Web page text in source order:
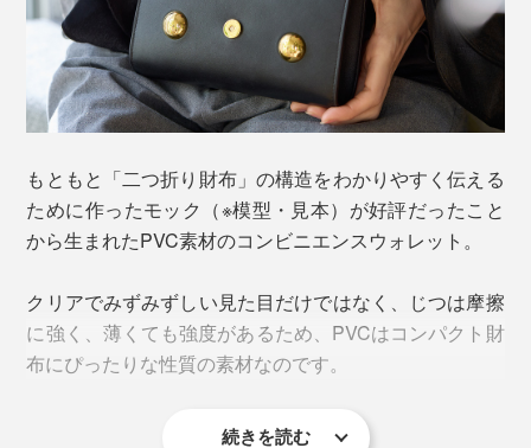
ンスが変わりつつある今、このカタチが心地いい！
まずは、カード収納。スマホアプリやクレジット決済が
メインでも、ポイントカードや会員証などで増えてしま
うカード類。
『sugata』のコンビニエンスウォレットには、仕切りを
取り払ったカード収納部屋がふたつあり、合わせて6枚
もともと「二つ折り財布」の構造をわかりやすく伝える
ために作ったモック（※模型・見本）が好評だったこと
から生まれたPVC素材のコンビニエンスウォレット。
クリアでみずみずしい見た目だけではなく、じつは摩擦
に強く、薄くても強度があるため、PVCはコンパクト財
布にぴったりな性質の素材なのです。
続きを読む